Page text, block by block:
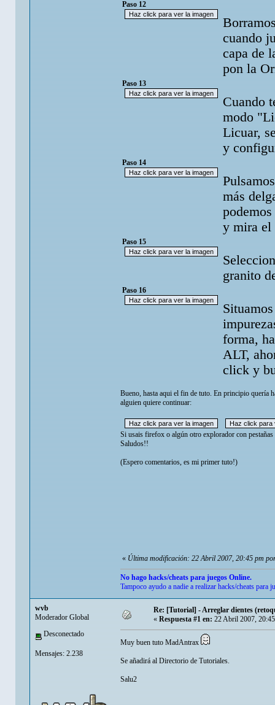
Paso 12
cuando
capa de
pon la
Paso 13
Cuando
modo
Licuar,
y
Paso 14
más
y mira el
Paso 15
granito
Paso 16
forma,
ALT,
click y
Bueno, hasta aqui el fin de tuto. En principio quería
alguien quiere continuar:
Si usais firefox o algún otro explorador con
Saludos!!
(Espero comentarios, es mi primer tuto!)
«Última modificación: 22 Abril 2007, 20:45 pm
No hago hacks/cheats para juegos Online.
Tampoco ayudo a nadie a realizar hacks/cheats para
wvb
Moderador Global
Desconectado
Mensajes: 2.238
Re: [Tutorial] - Arreglar dientes
« Respuesta #1 en: 22 Abril 2007,
Muy buen tuto MadAntrax
Se añadirá al Directorio de Tutoriales.
Salu2